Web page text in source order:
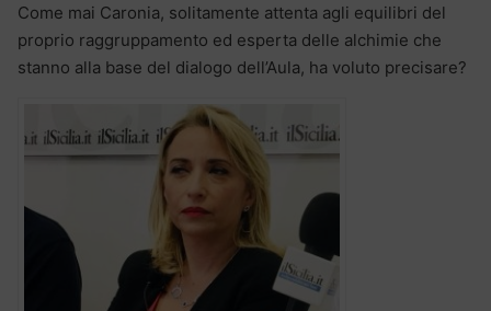
Come mai Caronia, solitamente attenta agli equilibri del
proprio raggruppamento ed esperta delle alchimie che
stanno alla base del dialogo dell’Aula, ha voluto precisare?